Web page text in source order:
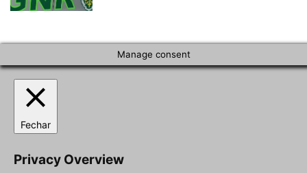
Manage consent
Fechar
Privacy Overview